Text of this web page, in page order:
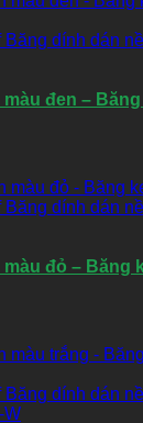
đen –
đỏ – Băng